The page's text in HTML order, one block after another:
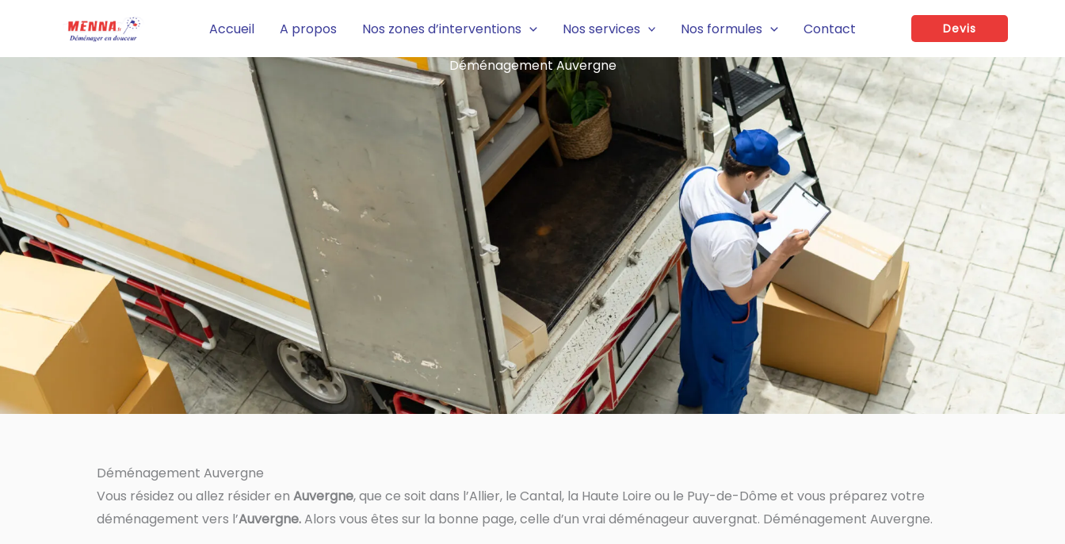
contenu
Accueil A propos Nos zones d’interventions Nos services Nos formules Contact Devis
Déménagement Auvergne
Déménagement Auvergne
Vous résidez ou allez résider en Auvergne, que ce soit dans l’Allier, le Cantal, la Haute Loire ou le Puy-de-Dôme et vous préparez votre
déménagement vers l’Auvergne.Alors vous êtes sur la bonne page, celle d’un vrai déménageur auvergnat. Déménagement Auvergne.